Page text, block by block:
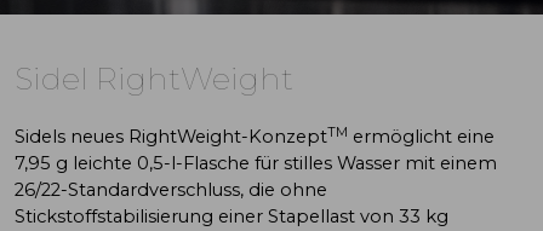
Sidel RightWeight
Sidels neues RightWeight-KonzeptTM ermöglicht eine
7,95 g leichte 0,5-l-Flasche für stilles Wasser mit einem
26/22-Standardverschluss, die ohne
Stickstoffstabilisierung einer Stapellast von 33 kg